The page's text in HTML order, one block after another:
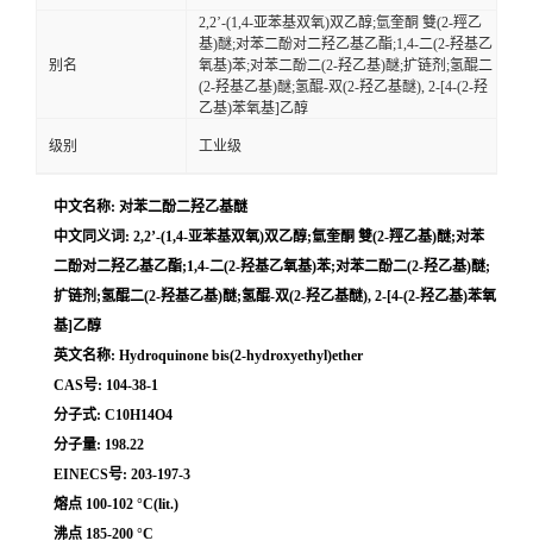
别名
2,2’-(1,4-亚苯基双氧)双乙醇;氫奎酮 雙(2-羥乙
基)醚;对苯二酚对二羟乙基乙酯;1,4-二(2-羟基乙
氧基)苯;对苯二酚二(2-羟乙基)醚;扩链剂;氢醌二
(2-羟基乙基)醚;氢醌-双(2-羟乙基醚), 2-[4-(2-羟
乙基)苯氧基]乙醇
级别 工业级
中文名称: 对苯二酚二羟乙基醚
中文同义词: 2,2’-(1,4-亚苯基双氧)双乙醇;氫奎酮 雙(2-羥乙基)醚;对苯
二酚对二羟乙基乙酯;1,4-二(2-羟基乙氧基)苯;对苯二酚二(2-羟乙基)醚;
扩链剂;氢醌二(2-羟基乙基)醚;氢醌-双(2-羟乙基醚), 2-[4-(2-羟乙基)苯氧
基]乙醇
英文名称: Hydroquinone bis(2-hydroxyethyl)ether
CAS号: 104-38-1
分子式: C10H14O4
分子量: 198.22
EINECS号: 203-197-3
熔点 100-102 °C(lit.)
沸点 185-200 °C